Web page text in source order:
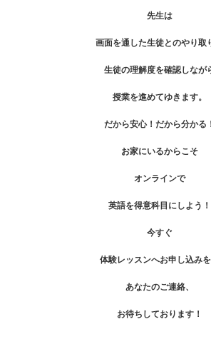
先生は
画面を通した生徒とのやり取
生徒の理解度を確認しなが
授業を進めてゆきます。
だから安心！だから分かる！
お家にいるからこそ
オンラインで
英語を得意科目にしよう！
今すぐ
体験レッスンへお申し込みを
あなたのご連絡、
お待ちしております！